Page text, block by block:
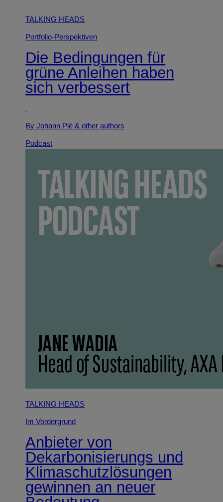
TALKING HEADS
Portfolio-Perspektiven
Die Bedingungen für
grüne Anleihen haben
sich verbessert
By Johann Plé& other authors
Podcast
TALKING HEADS
Im Vordergrund
Anbieter von
Dekarbonisierungs und
Klimaschutzlösungen
gewinnen an neuer